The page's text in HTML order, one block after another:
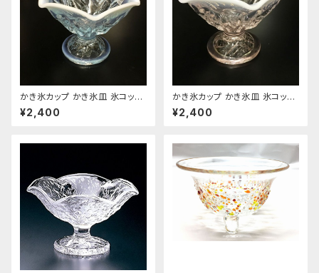
かき氷カップ かき氷皿 氷コップ
デザートカップ、アイスクリーム
カップ 氷彩 色：ブルー 東洋佐々
¥2,400
かき氷カップ かき氷皿 氷コップ
デザートカップ、アイスクリーム
カップ 氷彩 色：ピンク 東洋佐々
¥2,400